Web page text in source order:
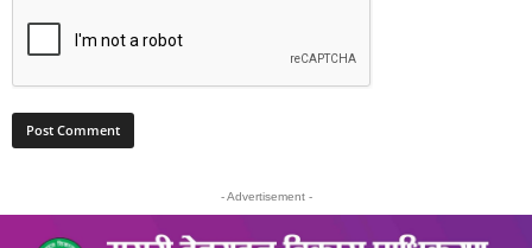
- Advertisement -